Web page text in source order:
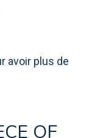
avoir plus de
OF